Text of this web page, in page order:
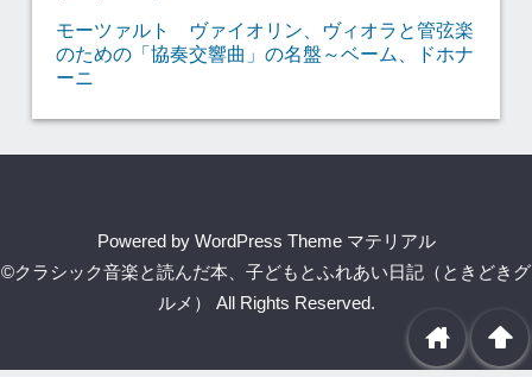
モーツァルト ヴァイオリン、ヴィオラと管弦楽
のための「協奏交響曲」の名盤～ベーム、ドホナ
ーニ
Powered by WordPress Theme マテリアル
©クラシック音楽と読んだ本、子どもとふれあい日記（ときどきグ
ルメ）
All Rights Reserved.
arrowup
home